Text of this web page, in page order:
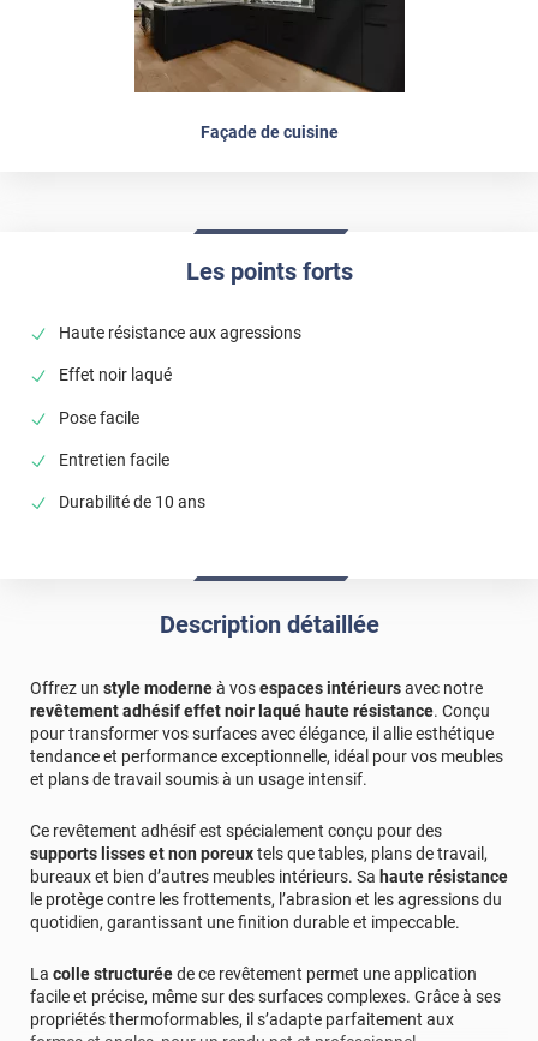
Façade de cuisine
Les points forts
Haute résistance aux agressions
Effet noir laqué
Pose facile
Entretien facile
Durabilité de 10 ans
Description détaillée
Offrez un style moderneà vosespaces intérieursavec notre
revêtement adhésif effet noir laqué haute résistance. Conçu
pour transformer vos surfaces avec élégance, il allie esthétique
tendance et performance exceptionnelle, idéal pour vos meubles
et plans de travail soumis à un usage intensif.
Ce revêtement adhésif est spécialement conçu pour des
supports lisses et non poreuxtels que tables, plans de travail,
bureaux et bien d’autres meubles intérieurs. Sa haute résistance
le protège contre les frottements, l’abrasion et les agressions du
quotidien, garantissant une finition durable et impeccable.
La colle structuréede ce revêtement permet une application
facile et précise, même sur des surfaces complexes. Grâce à ses
propriétés thermoformables, il s’adapte parfaitement aux